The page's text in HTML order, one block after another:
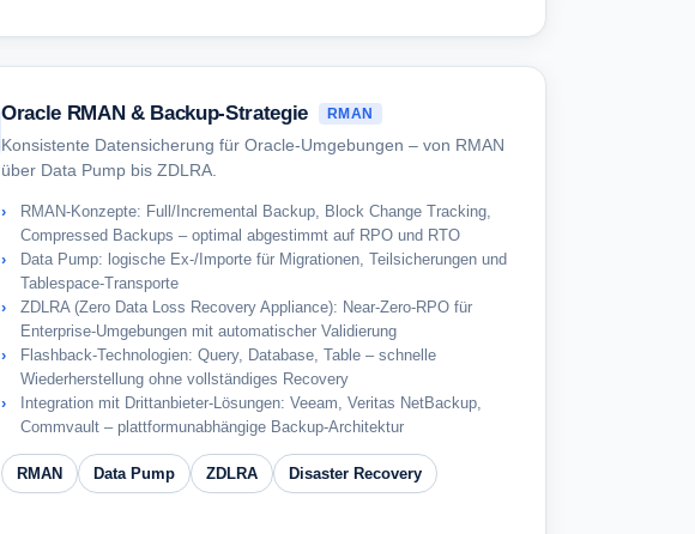
Oracle RMAN & Backup-Strategie RMAN
Konsistente Datensicherung für Oracle-Umgebungen – von RMAN
über Data Pump bis ZDLRA.
RMAN-Konzepte: Full/Incremental Backup, Block Change Tracking,
Compressed Backups – optimal abgestimmt auf RPO und RTO
Data Pump: logische Ex-/Importe für Migrationen, Teilsicherungen und
Tablespace-Transporte
ZDLRA (Zero Data Loss Recovery Appliance): Near-Zero-RPO für
Enterprise-Umgebungen mit automatischer Validierung
Flashback-Technologien: Query, Database, Table – schnelle
Wiederherstellung ohne vollständiges Recovery
Integration mit Drittanbieter-Lösungen: Veeam, Veritas NetBackup,
Commvault – plattformunabhängige Backup-Architektur
RMAN Data Pump ZDLRA Disaster Recovery